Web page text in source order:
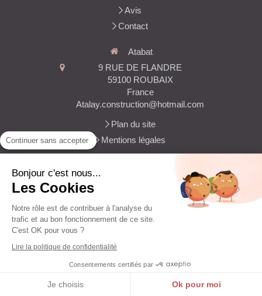
Avis
Contact
Atabat
9 RUE DE FLANDRE
59100 ROUBAIX
France
Atalay.construction@hotmail.com
Plan du site
Mentions légales
de terrasse traditionnelle, maçonnerie d'intérieur, maçonnerie
générale
Création et référencement du site par Simplébo
Site créé grâce à LaSociété Générale - Banque des professionnels
Continuer sans accepter
Bonjour c'est nous...
Les Cookies
Notre rôle est de contribuer à l'analyse du
trafic et au bon fonctionnement de ce site.
C'est OK pour vous ?
Lire la politique de confidentialité
Consentements certifiés par
Je choisis Ok pour moi